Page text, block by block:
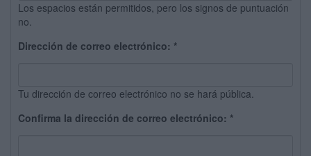
Los espacios están permitidos, pero los signos de puntuación
no.
Dirección de correo electrónico: *
Tu dirección de correo electrónico no se hará pública.
Confirma la dirección de correo electrónico: *